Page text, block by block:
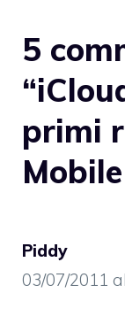
5
primi
Piddy
03/07/2011